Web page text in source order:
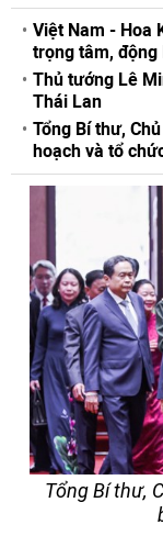
Việt Nam - Hoa
trọng tâm, động
Thủ tướng Lê
Thái Lan
Tổng Bí thư,
hoạch và tổ
Tổng Bí thư,